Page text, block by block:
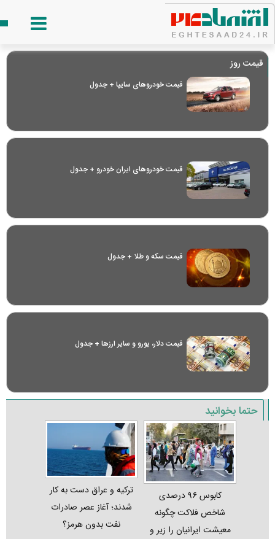
قیمت روز
قیمت خودرو‌های سایپا + جدول
قیمت خودرو‌های ایران خودرو + جدول
قیمت سکه و طلا + جدول
قیمت دلار، یورو و سایر ارز‌ها + جدول
حتما بخوانید
کابوس ۹۶ درصدی
شاخص فلاکت چگونه
معیشت ایرانیان را زیر و
ترکیه و عراق دست به کار
شدند؛ آغاز عصر صادرات
نفت بدون هرمز؟